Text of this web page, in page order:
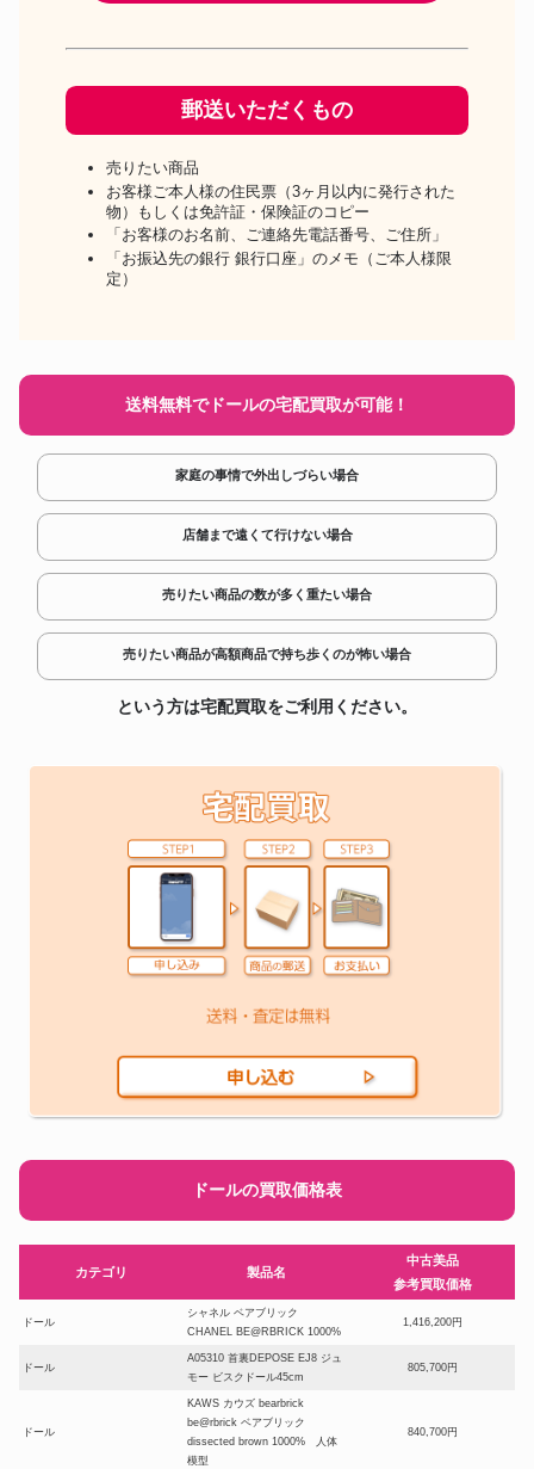
郵送いただくもの
売りたい商品
お客様ご本人様の住民票（3ヶ月以内に発行された
物）もしくは免許証・保険証のコピー
「お客様のお名前、ご連絡先電話番号、ご住所」
「お振込先の銀行 銀行口座」のメモ（ご本人様限
定）
送料無料でドールの宅配買取が可能！
家庭の事情で外出しづらい場合
店舗まで遠くて行けない場合
売りたい商品の数が多く重たい場合
売りたい商品が高額商品で持ち歩くのが怖い場合
という方は宅配買取をご利用ください。
ドールの買取価格表
カテゴリ 製品名
中古美品
参考買取価格
ドール
シャネル ベアブリック
CHANEL BE@RBRICK 1000%
1,416,200円
ドール
A05310 首裏DEPOSE EJ8 ジュ
モー ビスクドール45cm
805,700円
ドール
KAWS カウズ bearbrick
be@rbrick ベアブリック
dissected brown 1000% 人体
模型
840,700円